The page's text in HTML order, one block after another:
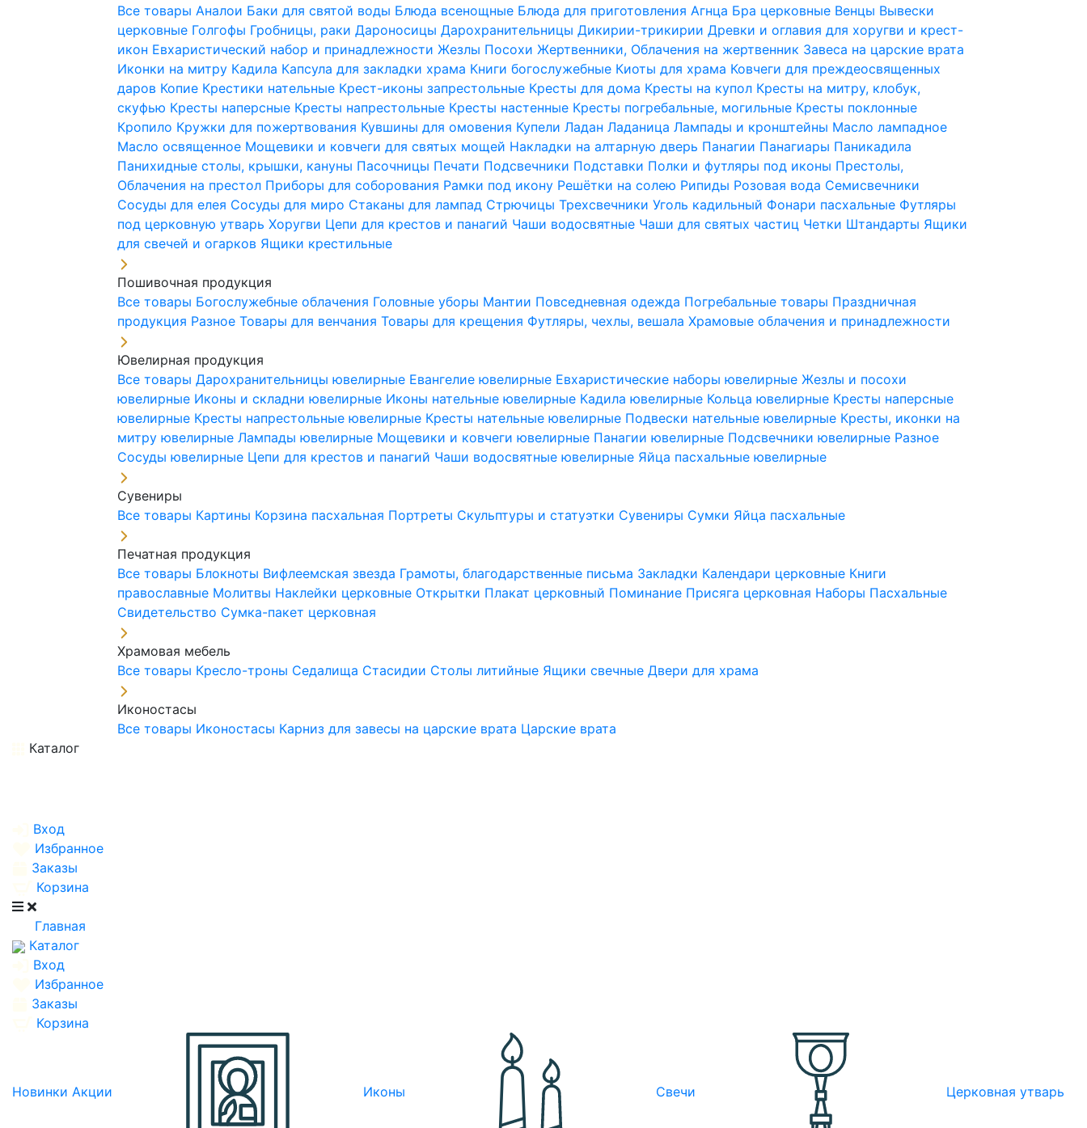
Все товарыАналои Баки для святой воды Блюда всенощные Блюда для приготовления Агнца Бра церковные Венцы Вывески
церковные Голгофы Гробницы, ракиДароносицыДарохранительницыДикирии-трикирииДревки и оглавия для хоругви и крест-
икон Евхаристический набор и принадлежностиЖезлы ПосохиЖертвенники, Облачения на жертвенник Завеса на царские врата
Иконки на митру Кадила Капсула для закладки храма Книги богослужебные Киоты для храма Ковчеги для преждеосвященных
даров Копие Крестики нательные Крест-иконы запрестольные Кресты для дома Кресты на купол Кресты на митру, клобук,
скуфью Кресты наперсные Кресты напрестольные Кресты настенные Кресты погребальные, могильные Кресты поклонные
Кропило Кружки для пожертвования Кувшины для омовения КупелиЛаданЛаданицаЛампады и кронштейны Масло лампадное
Масло освященное Мощевики и ковчеги для святых мощей Накладки на алтарную дверь Панагии Панагиары Паникадила
Панихидные столы, крышки, кануны Пасочницы Печати Подсвечники Подставки Полки и футляры под иконы Престолы,
Облачения на престол Приборы для соборования Рамки под икону Решётки на солею Рипиды Розовая вода Семисвечники
Сосуды для елея Сосуды для миро Стаканы для лампад СтрючицыТрехсвечникиУголь кадильный Фонари пасхальные Футляры
под церковную утварьХоругви Цепи для крестов и панагий Чаши водосвятные Чаши для святых частиц Четки Штандарты Ящики
для свечей и огарков Ящики крестильные
Пошивочная продукция
Все товары Богослужебные облачения Головные уборы Мантии Повседневная одежда Погребальные товары Праздничная
продукция РазноеТовары для венчанияТовары для крещения Футляры, чехлы, вешалаХрамовые облачения и принадлежности
Ювелирная продукция
Все товарыДарохранительницы ювелирные Евангелие ювелирные Евхаристические наборы ювелирныеЖезлы и посохи
ювелирные Иконы и складни ювелирные Иконы нательные ювелирные Кадила ювелирные Кольца ювелирные Кресты наперсные
ювелирные Кресты напрестольные ювелирные Кресты нательные ювелирные Подвески нательные ювелирные Кресты, иконки на
митру ювелирныеЛампады ювелирные Мощевики и ковчеги ювелирные Панагии ювелирные Подсвечники ювелирные Разное
Сосуды ювелирные Цепи для крестов и панагий Чаши водосвятные ювелирные Яйца пасхальные ювелирные
Сувениры
Все товары Картины Корзина пасхальная Портреты Скульптуры и статуэтки Сувениры Сумки Яйца пасхальные
Печатная продукция
Все товары Блокноты Вифлеемская звезда Грамоты, благодарственные письма Закладки Календари церковные Книги
православные Молитвы Наклейки церковные Открытки Плакат церковный Поминание Присяга церковная Наборы Пасхальные
Свидетельство Сумка-пакет церковная
Храмовая мебель
Все товары Кресло-троны Седалища Стасидии Столы литийные Ящики свечныеДвери для храма
Иконостасы
Все товары Иконостасы Карниз для завесы на царские врата Царские врата
Каталог
Вход
Избранное
Заказы
Корзина
Главная
Каталог
Вход
Избранное
Заказы
Корзина
Новинки Акции Иконы Свечи Церковная утварь